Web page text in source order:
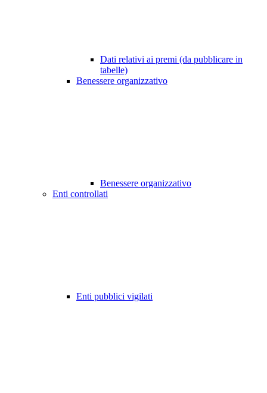
Dati relativi ai premi (da pubblicare in
tabelle)
Benessere organizzativo
Benessere organizzativo
Enti controllati
Enti pubblici vigilati